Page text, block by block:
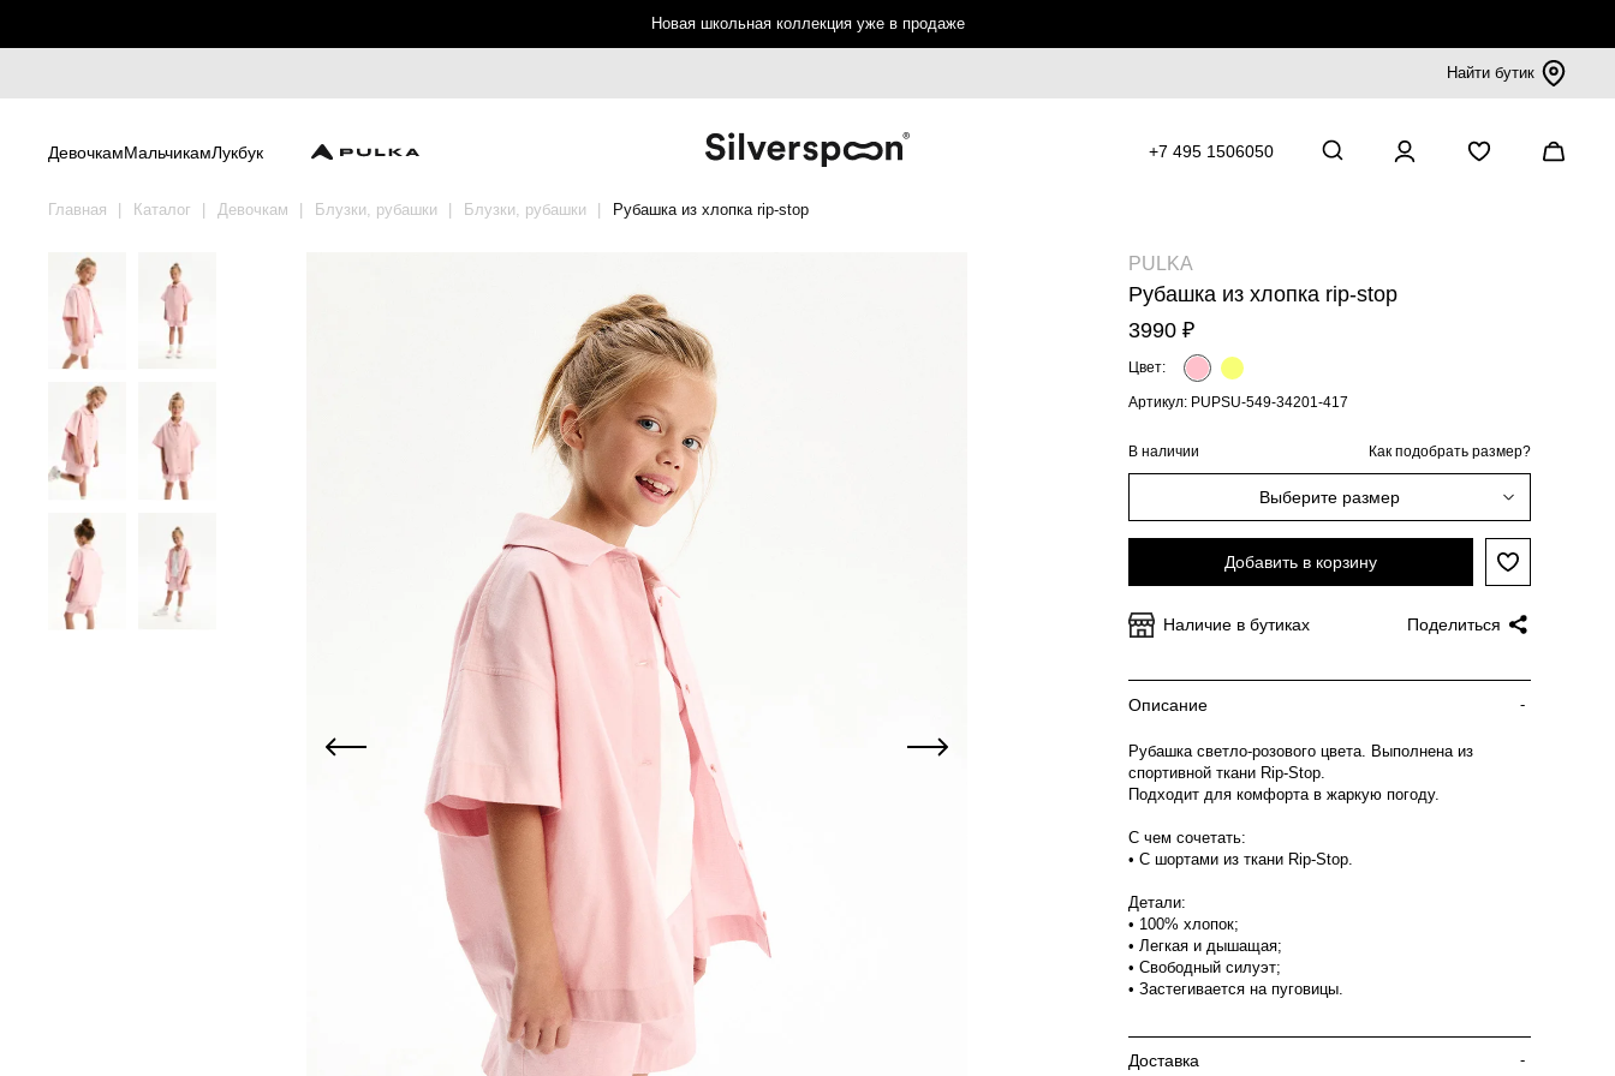
Новая школьная коллекция уже в продаже
Найти бутик
ДевочкамМальчикамЛукбук +7 495 1506050
Главная Каталог Девочкам Блузки, рубашки Блузки, рубашки Рубашка из хлопка rip-stop
PULKA
Рубашка из хлопка rip-stop
3990 ₽
Цвет:
Артикул: PUPSU-549-34201-417
В наличии Как подобрать размер?
Выберите размер
Добавить в корзину
Наличие в бутиках Поделиться
Описание -
Рубашка светло-розового цвета. Выполнена из
спортивной ткани Rip-Stop.
Подходит для комфорта в жаркую погоду.
С чем сочетать:
• С шортами из ткани Rip-Stop.
Детали:
• 100% хлопок;
• Легкая и дышащая;
• Свободный силуэт;
• Застегивается на пуговицы.
Доставка -